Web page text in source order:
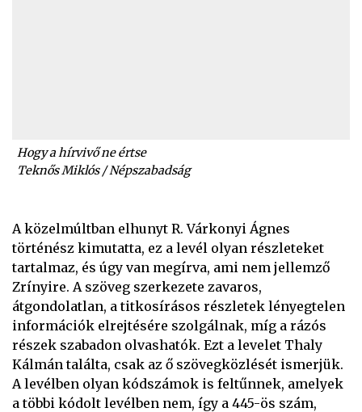
Hogy a hírvivő ne értse
Teknős Miklós / Népszabadság
A közelmúltban elhunyt R. Várkonyi Ágnes
történész kimutatta, ez a levél olyan részleteket
tartalmaz, és úgy van megírva, ami nem jellemző
Zrínyire. A szöveg szerkezete zavaros,
átgondolatlan, a titkosírásos részletek lényegtelen
információk elrejtésére szolgálnak, míg a rázós
részek szabadon olvashatók. Ezt a levelet Thaly
Kálmán találta, csak az ő szövegközlését ismerjük.
A levélben olyan kódszámok is feltűnnek, amelyek
a többi kódolt levélben nem, így a 445-ös szám,